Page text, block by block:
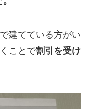
建てている方がい
ことで割引を受け